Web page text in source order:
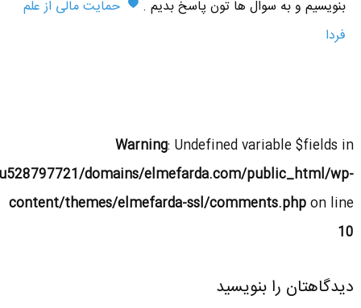
بنویسیم و به سوال ها تون پاسخ بدیم .
حمایت مالی از علم
فردا
Warning: Undefined variable $fields in
domains/elmefarda.com/public_html/wp-
content/themes/elmefarda-ssl/comments.phpon line
10
دیدگاهتان را بنویسید